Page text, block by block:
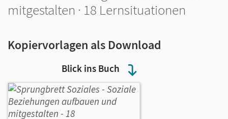
Blick ins Buch
mitgestalten · 18 Lernsituationen
Kopiervorlagen als Download